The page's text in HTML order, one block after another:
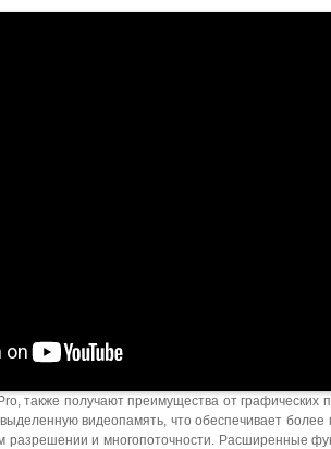
также получают преимущества от графических
видеопамять, что обеспечивает
разрешении и многопоточности. Расширенные